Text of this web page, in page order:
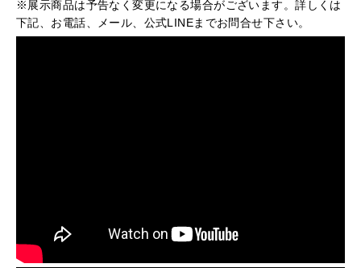
※展示商品は予告なく変更になる場合がございます。詳しくは
下記、お電話、メール、公式LINEまでお問合せ下さい。